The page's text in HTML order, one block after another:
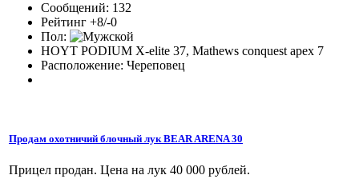
Сообщений: 132
Рейтинг +8/-0
Пол:
HOYT PODIUM X-elite 37, Mathews conquest apex 7
Расположение: Череповец
Продам охотничий блочный лук BEAR ARENA 30
Прицел продан. Цена на лук 40 000 рублей.